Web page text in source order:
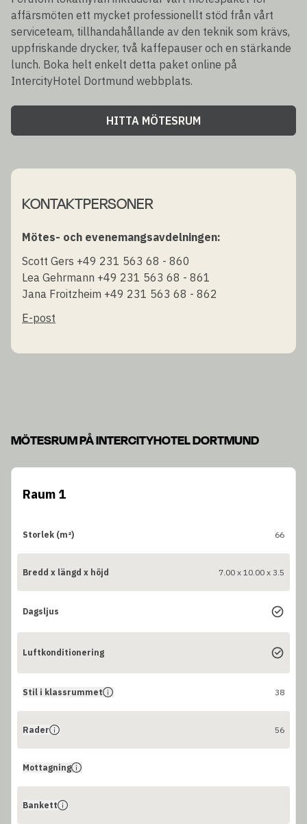
affärsmöten ett mycket professionellt stöd från vårt
serviceteam, tillhandahållande av den teknik som krävs,
uppfriskande drycker, två kaffepauser och en stärkande
lunch. Boka helt enkelt detta paket online på
IntercityHotel Dortmund webbplats.
HITTA MÖTESRUM
KONTAKTPERSONER
Mötes- och evenemangsavdelningen:
Scott Gers +49 231 563 68 - 860
Lea Gehrmann +49 231 563 68 - 861
Jana Froitzheim +49 231 563 68 - 862
E-post
MÖTESRUM PÅ INTERCITYHOTEL DORTMUND
Raum 1
Storlek (m²) 66
Bredd x längd x höjd 7.00 x 10.00 x 3.5
Dagsljus
Luftkonditionering
Stil i klassrummet 38
Rader 56
Mottagning
Bankett